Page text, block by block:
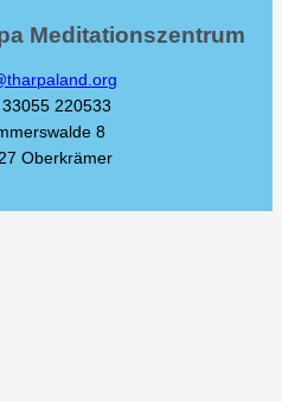
Meditationszentrum
220533
8
Oberkrämer